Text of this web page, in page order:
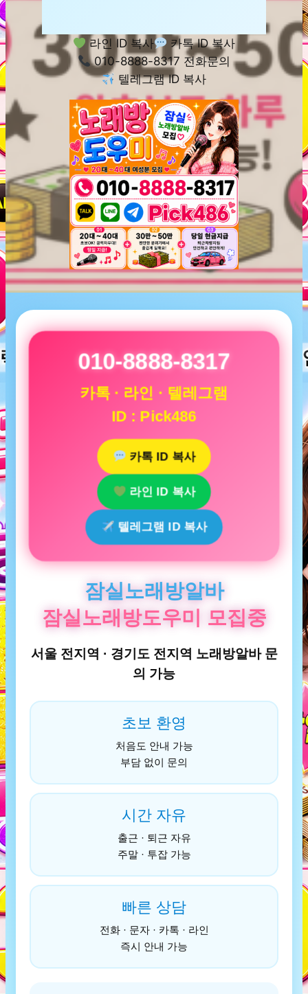
라인 ID 복사
카톡 ID 복사
010-8888-8317 전화문의
텔레그램 ID 복사
010-8888-8317
카톡 · 라인 · 텔레그램
ID : Pick486
카톡 ID 복사
라인 ID 복사
텔레그램 ID 복사
잠실노래방알바
잠실노래방도우미 모집중
서울 전지역 · 경기도 전지역 노래방알바 문
의 가능
초보 환영
처음도 안내 가능
부담 없이 문의
시간 자유
출근 · 퇴근 자유
주말 · 투잡 가능
빠른 상담
전화 · 문자 · 카톡 · 라인
즉시 안내 가능